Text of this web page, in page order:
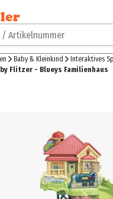
Zum
Artikelnummer
Baby & Kleinkind
Interaktives
Flitzer - Blueys Familienhaus